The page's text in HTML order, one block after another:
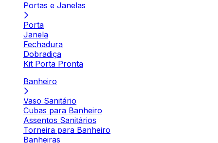
Portas e Janelas
Porta
Janela
Fechadura
Dobradiça
Kit Porta Pronta
Banheiro
Vaso Sanitário
Cubas para Banheiro
Assentos Sanitários
Torneira para Banheiro
Banheiras